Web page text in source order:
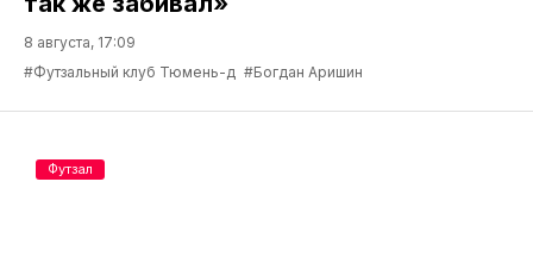
8 августа, 17:09
#Футзальный клуб Тюмень-д #Богдан Аришин
Футзал